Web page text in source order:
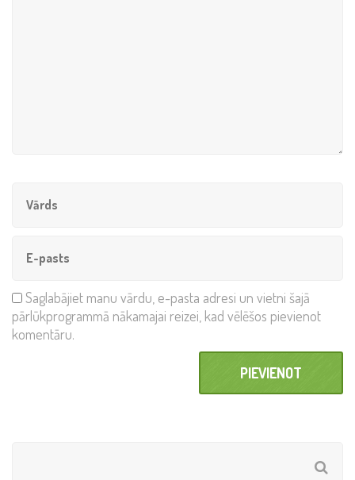
Saglabājiet manu vārdu, e-pasta adresi un vietni šajā
pārlūkprogrammā nākamajai reizei, kad vēlēšos pievienot
komentāru.